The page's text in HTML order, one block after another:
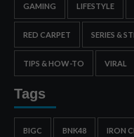
GAMING LIFESTYLE
RED CARPET SERIES &
TIPS & HOW-TO VIRAL
Tags
BIGC BNK48 IRON